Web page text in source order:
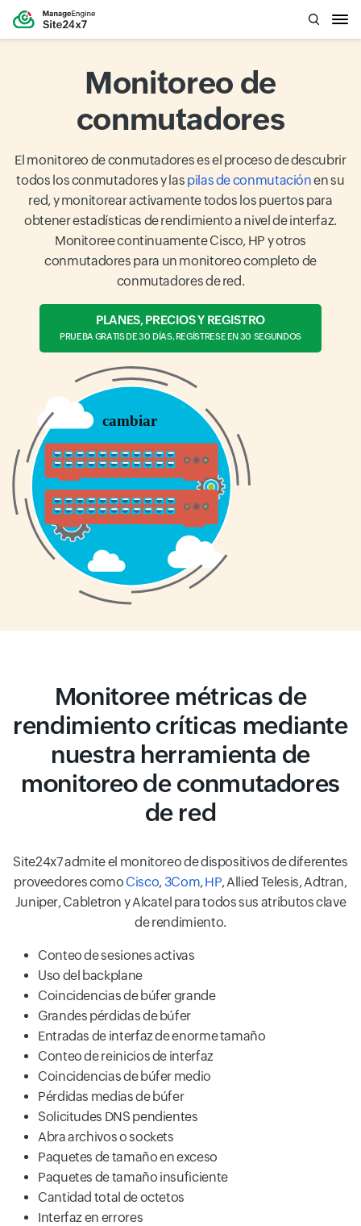
Monitoreo de
conmutadores
El monitoreo de conmutadores es el proceso de descubrir
todos los conmutadores y las pilas de conmutaciónen su
red, y monitorear activamente todos los puertos para
obtener estadísticas de rendimiento a nivel de interfaz.
Monitoree continuamente Cisco, HP y otros
conmutadores para un monitoreo completo de
conmutadores de red.
PLANES, PRECIOS Y REGISTRO
PRUEBA GRATIS DE 30 DÍAS, REGÍSTRESE EN 30 SEGUNDOS
Monitoree métricas de
rendimiento críticas mediante
nuestra herramienta de
monitoreo de conmutadores
de red
Site24x7 admite el monitoreo de dispositivos de diferentes
proveedores como Cisco,3Com,HP, Allied Telesis, Adtran,
Juniper, Cabletron y Alcatel para todos sus atributos clave
de rendimiento.
Conteo de sesiones activas
Uso del backplane
Coincidencias de búfer grande
Grandes pérdidas de búfer
Entradas de interfaz de enorme tamaño
Conteo de reinicios de interfaz
Coincidencias de búfer medio
Pérdidas medias de búfer
Solicitudes DNS pendientes
Abra archivos o sockets
Paquetes de tamaño en exceso
Paquetes de tamaño insuficiente
Cantidad total de octetos
Interfaz en errores